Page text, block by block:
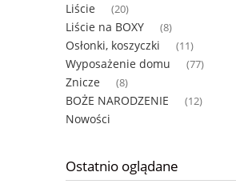
Liście (20)
Liście na BOXY (8)
Osłonki, koszyczki (11)
Wyposażenie domu (77)
Znicze (8)
BOŻE NARODZENIE (12)
Nowości
Ostatnio oglądane